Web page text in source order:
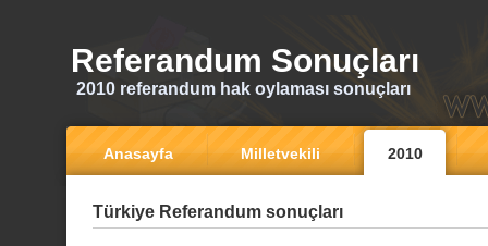
Referandum Sonuçları
2010 referandum hak oylaması sonuçları
Anasayfa Milletvekili 2010
Türkiye Referandum sonuçları